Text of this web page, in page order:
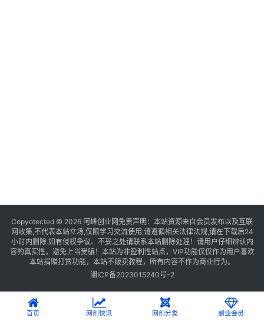
Copyotected © 2026 阿峰创业网 免责声明：本站资源来自会员发布以及互联
网收集,不代表本站立场,仅限学习交流使用,请遵循相关法律法规,请在下载后24
小时内删除.如有侵权争议、不妥之处请联系本站删除处理！请用户仔细辨认内
容的真实性，避免上当受骗！本站为非盈利性站点，VIP功能仅仅作为用户喜欢
本站捐赠打赏功能，本站不贩卖教程，所有内容不作为商业行为。
湘ICP备2023015240号-2
首页 网创快讯 网创分类 副业会员